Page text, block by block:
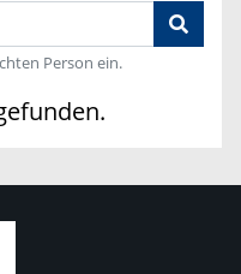
Person ein.